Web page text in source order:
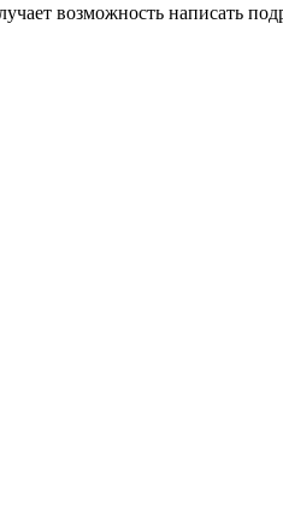
возможность написать